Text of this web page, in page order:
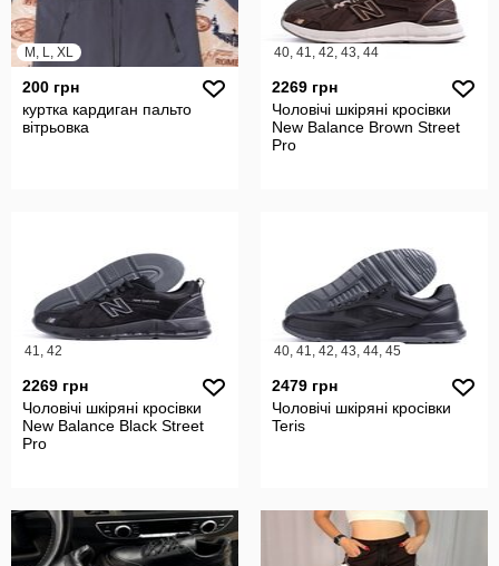
M, L, XL
200 грн
куртка кардиган пальто
вітрьовка
40, 41, 42, 43, 44
2269 грн
Чоловічі шкіряні кросівки
New Balance Brown Street
Pro
41, 42
2269 грн
Чоловічі шкіряні кросівки
New Balance Black Street
Pro
40, 41, 42, 43, 44, 45
2479 грн
Чоловічі шкіряні кросівки
Teris